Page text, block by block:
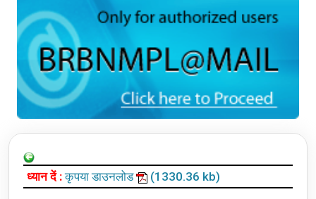
ध्यान दें :कृपया डाउनलोड (1330.36 kb)